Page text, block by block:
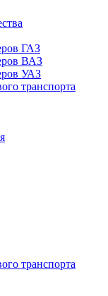
ГАЗ
ВАЗ
УАЗ
транспорта
транспорта